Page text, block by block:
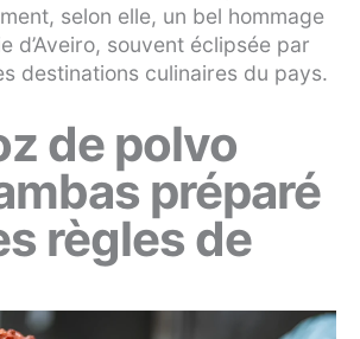
selon elle, un bel hommage
d’Aveiro, souvent éclipsée par
destinations culinaires du pays.
de polvo
préparé
règles de